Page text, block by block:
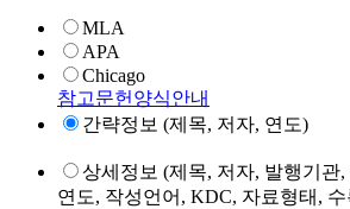
MLA
APA
Chicago
참고문헌양식안내
간략정보 (제목, 저자, 연도)
상세정보 (제목, 저자, 발행기관
연도, 작성언어, KDC, 자료형태,